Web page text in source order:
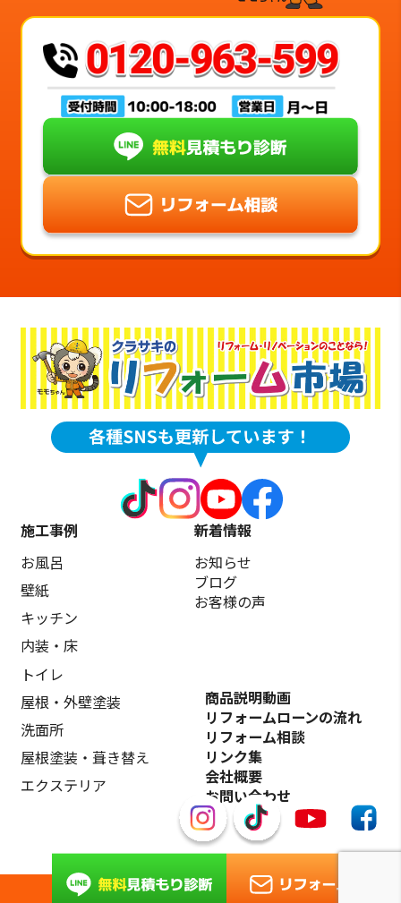
施工事例
お風呂
壁紙
キッチン
内装・床
トイレ
屋根・外壁塗装
洗面所
屋根塗装・葺き替え
エクステリア
新着情報
お知らせ
ブログ
お客様の声
商品説明動画
リフォームローンの流れ
リフォーム相談
リンク集
会社概要
お問い合わせ
©️クラサキのリフォーム市場 All Rights Reserved.